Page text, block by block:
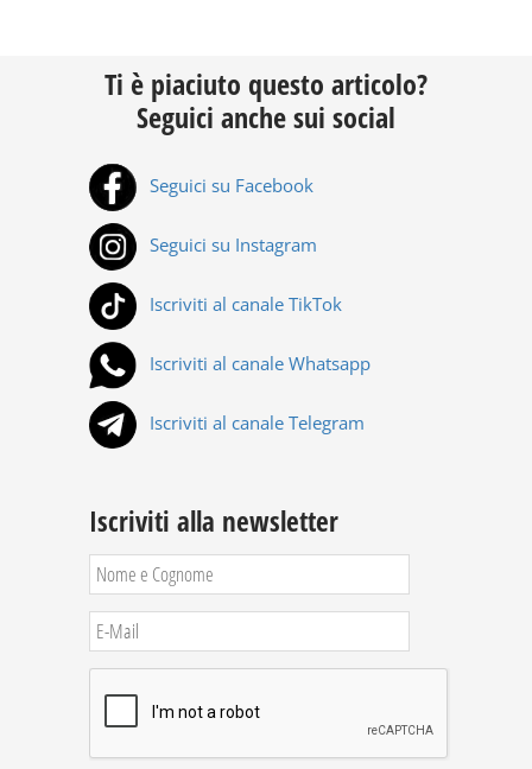
Ti è piaciuto questo articolo?
Seguici anche sui social
Seguici su Facebook
Seguici su Instagram
Iscriviti al canale TikTok
Iscriviti al canale Whatsapp
Iscriviti al canale Telegram
Iscriviti alla newsletter